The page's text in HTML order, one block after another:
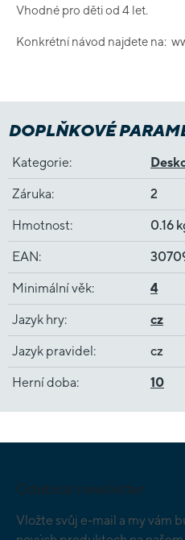
Vhodné pro děti od 4 let.
Konkrétní návod najdete na:
DOPLŇKOVÉ
Kategorie:
Záruka: 2
Hmotnost: 0.16
EAN:
Minimální věk: 4
Jazyk hry: cz
Jazyk pravidel: cz
Herní doba: 10
Odebírat newsletter
Vložte svůj e-mail a my vám